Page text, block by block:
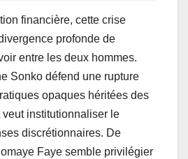
financière, cette crise
profonde de
entre les deux hommes.
Sonko défend une rupture
opaques héritées des
institutionnaliser le
discrétionnaires. De
Faye semble privilégier